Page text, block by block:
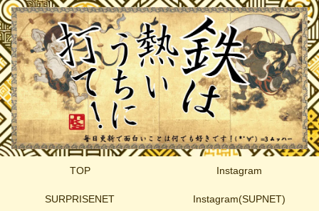
TOP Instagram
SURPRISENET Instagram(SUPNET)